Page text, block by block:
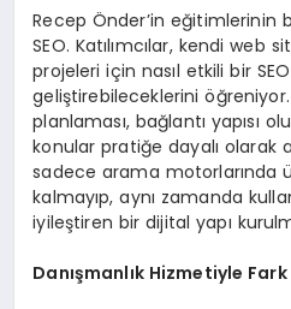
Recep Önder’in eğitimlerinin
SEO. Katılımcılar, kendi web
projeleri için nasıl etkili bir
geliştirebileceklerini öğreniyor.
planlaması, bağlantı yapısı
konular pratiğe dayalı olarak
sadece arama motorlarında
kalmayıp, aynı zamanda
iyileştiren bir dijital yapı
Danışmanlık Hizmetiyle